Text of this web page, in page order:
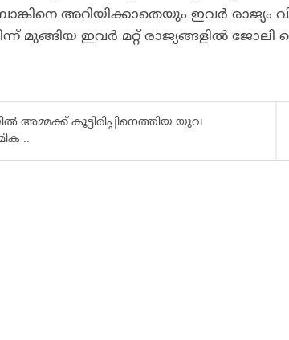
അ​റി​യി​ക്കാ​തെ​യും ഇ​വ​ർ
മു​ങ്ങി​യ ഇ​വ​ർ മ​റ്റ് രാ​ജ്യ​ങ്ങ​ളി​ൽ
അ​മ്മ​ക്ക് കൂ​ട്ടി​രി​പ്പി​നെ​ത്തി​യ യു​വ​
..